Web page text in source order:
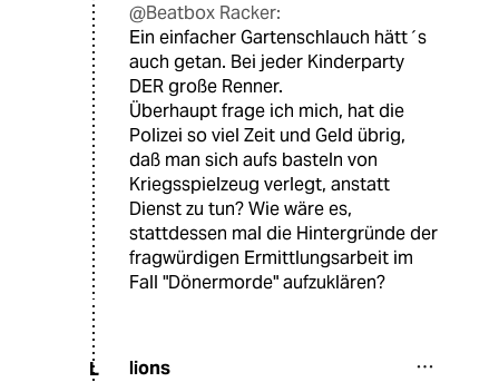
@Beatbox Racker:
Ein einfacher Gartenschlauch hätt´s
auch getan. Bei jeder Kinderparty
DER große Renner.
Überhaupt frage ich mich, hat die
Polizei so viel Zeit und Geld übrig,
daß man sich aufs basteln von
Kriegsspielzeug verlegt, anstatt
Dienst zu tun? Wie wäre es,
stattdessen mal die Hintergründe der
fragwürdigen Ermittlungsarbeit im
Fall "Dönermorde" aufzuklären?
L lions